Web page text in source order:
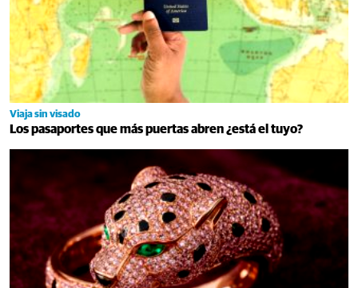
Viaja sin visado
Los pasaportes que más puertas abren ¿está el tuyo?